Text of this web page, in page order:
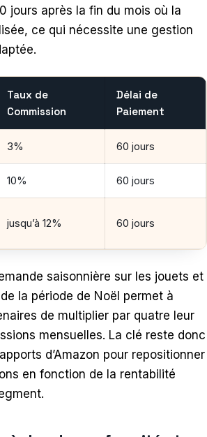
jours après la fin du mois où la
ce qui nécessite une gestion
Taux de
Commission
Délai de
Paiement
3% 60 jours
10% 60 jours
jusqu’à 12% 60 jours
saisonnière sur les jouets et
la période de Noël permet à
de multiplier par quatre leur
mensuelles. La clé reste donc
d’Amazon pour repositionner
en fonction de la rentabilité